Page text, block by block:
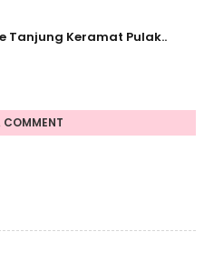
Tanjung Keramat Pulak..
COMMENT